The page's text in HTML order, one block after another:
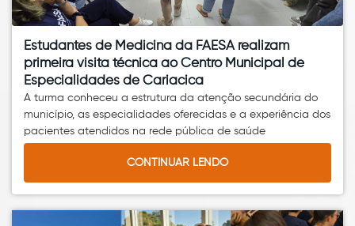
Estudantes de Medicina da FAESA realizam
primeira visita técnica ao Centro Municipal de
Especialidades de Cariacica
A turma conheceu a estrutura da atenção secundária do
município, as especialidades oferecidas e a experiência dos
pacientes atendidos na rede pública de saúde
CONTINUAR LENDO